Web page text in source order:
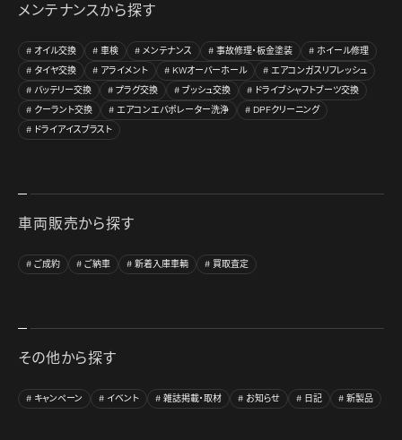
メンテナンスから探す
オイル交換 車検 メンテナンス 事故修理・板金塗装
ホイール修理
タイヤ交換
アライメント KWオーバーホール
エアコンガスリフレッシュ
バッテリー交換
プラグ交換 ブッシュ交換
ドライブシャフトブーツ交換
クーラント交換
エアコンエバポレーター洗浄
DPFクリーニング
ドライアイスブラスト
車両販売から探す
ご成約 ご納車 新着入庫車輌 買取査定
その他から探す
キャンペーン イベント 雑誌掲載・取材 お知らせ 日記 新製品